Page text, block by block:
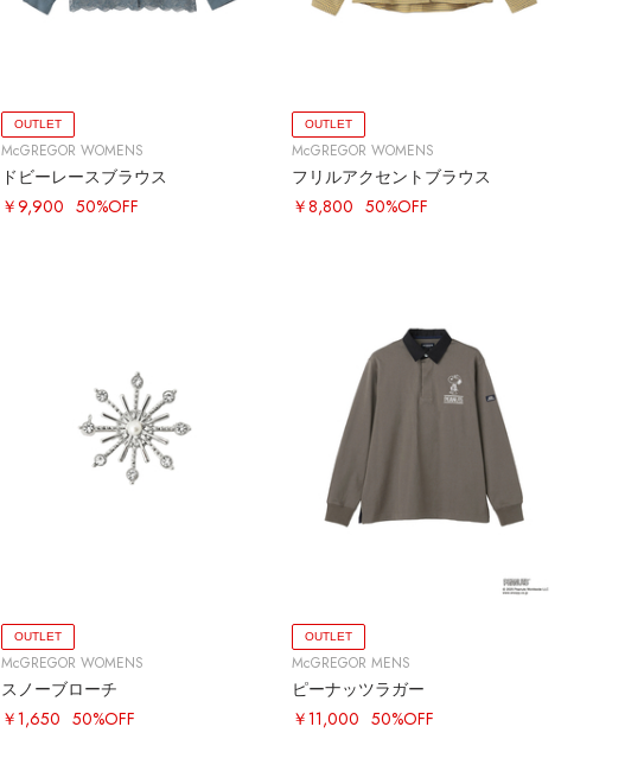
OUTLET
McGREGOR WOMENS
ドビーレースブラウス
￥9,900 50%OFF
OUTLET
McGREGOR WOMENS
フリルアクセントブラウス
￥8,800 50%OFF
OUTLET
McGREGOR WOMENS
スノーブローチ
￥1,650 50%OFF
OUTLET
McGREGOR MENS
ピーナッツラガー
￥11,000 50%OFF